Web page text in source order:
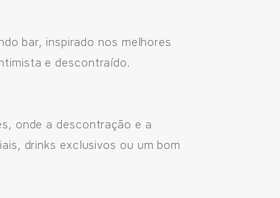
bar, inspirado nos melhores
e descontraído.
onde a descontração e a
drinks exclusivos ou um bom